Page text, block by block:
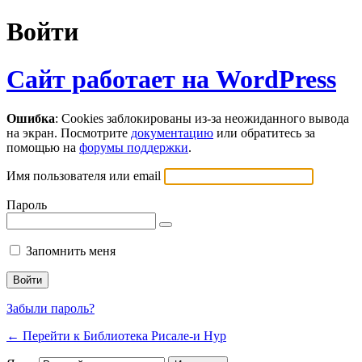
Войти
Сайт работает на WordPress
Ошибка: Cookies заблокированы из-за неожиданного вывода
на экран. Посмотрите документацию или обратитесь за
помощью на форумы поддержки.
Имя пользователя или email
Пароль
Запомнить меня
Забыли пароль?
← Перейти к Библиотека Рисале-и Нур